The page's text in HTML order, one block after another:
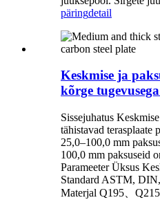
päringdetail
Keskmise ja
kõrge
Sissejuhatus
tähistavad terasplaate
25,0–100,0 mm
100,0 mm paksuseid
Parameeter Üksus
Standard ASTM,
Materjal Q195、